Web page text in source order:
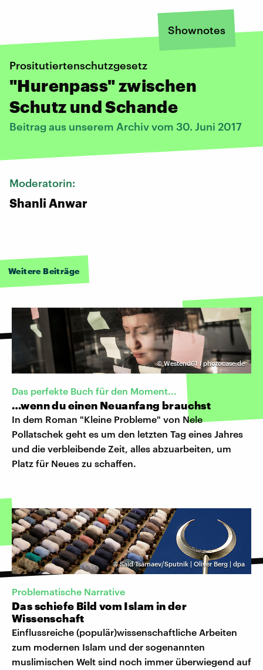
Shownotes
Prositutiertenschutzgesetz
"Hurenpass" zwischen
Schutz und Schande
Beitrag aus unserem Archiv vom 30. Juni 2017
Moderatorin:
Shanli Anwar
Weitere Beiträge
©Westend61 I photocase.de
Das perfekte Buch für den Moment...
…wenn du einen Neuanfang brauchst
In dem Roman "Kleine Probleme" von Nele
Pollatschek geht es um den letzten Tag eines Jahres
und die verbleibende Zeit, alles abzuarbeiten, um
Platz für Neues zu schaffen.
©Said Tsarnaev/Sputnik | Oliver Berg | dpa
Problematische Narrative
Das schiefe Bild vom Islam in der
Wissenschaft
Einflussreiche (populär)wissenschaftliche Arbeiten
zum modernen Islam und der sogenannten
muslimischen Welt sind noch immer überwiegend auf